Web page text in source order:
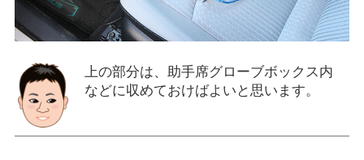
上の部分は、助手席グローブボックス内
などに収めておけばよいと思います。